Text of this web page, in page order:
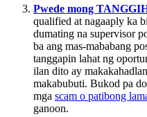
Pwede mong
qualified at nagaaply ka
dumating na supervisor
ba ang mas-mababang
tanggapin lahat ng
ilan dito ay
makabubuti. Bukod pa
mga scam o patibong
ganoon.